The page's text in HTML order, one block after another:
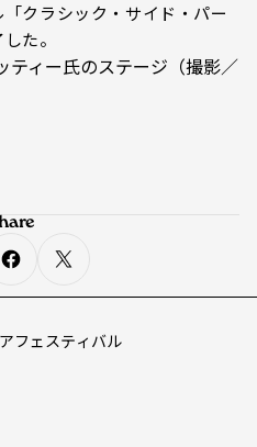
クラシック・サイド・パー
た。
ィー氏のステージ（撮影／
フェスティバル